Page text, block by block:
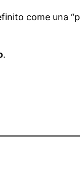
come una
.